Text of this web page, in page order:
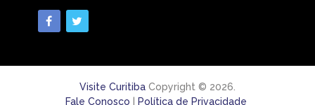
Visite CuritibaCopyright © 2026.
Fale Conosco
Política de Privacidade